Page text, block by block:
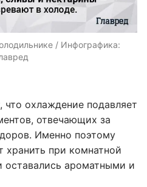
/ Инфографика:
охлаждение подавляет
отвечающих за
Именно поэтому
при комнатной
оставались ароматными и